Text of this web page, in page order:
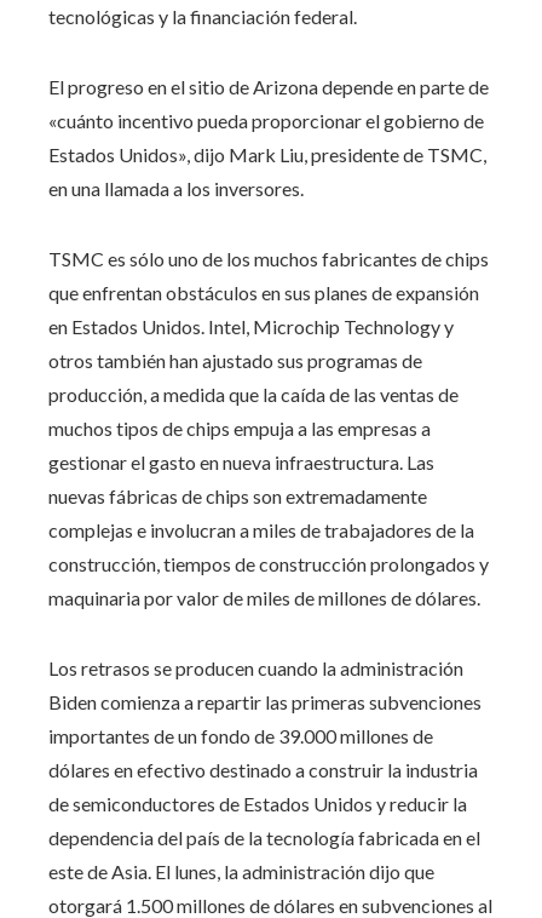
tecnológicas y la financiación federal.
El progreso en el sitio de Arizona depende en parte de
«cuánto incentivo pueda proporcionar el gobierno de
Estados Unidos», dijo Mark Liu, presidente de TSMC,
en una llamada a los inversores.
TSMC es sólo uno de los muchos fabricantes de chips
que enfrentan obstáculos en sus planes de expansión
en Estados Unidos. Intel, Microchip Technology y
otros también han ajustado sus programas de
producción, a medida que la caída de las ventas de
muchos tipos de chips empuja a las empresas a
gestionar el gasto en nueva infraestructura. Las
nuevas fábricas de chips son extremadamente
complejas e involucran a miles de trabajadores de la
construcción, tiempos de construcción prolongados y
maquinaria por valor de miles de millones de dólares.
Los retrasos se producen cuando la administración
Biden comienza a repartir las primeras subvenciones
importantes de un fondo de 39.000 millones de
dólares en efectivo destinado a construir la industria
de semiconductores de Estados Unidos y reducir la
dependencia del país de la tecnología fabricada en el
este de Asia. El lunes, la administración dijo que
otorgará 1.500 millones de dólares en subvenciones al